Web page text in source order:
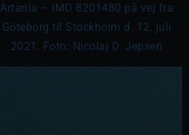
Artania – IMO 8201480 på vej fra
Göteborg til Stockholm d. 12. juli
2021. Foto: Nicolaj D. Jepsen